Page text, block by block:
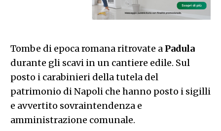
Tombe di epoca romana ritrovate a Padula
durante gli scavi in un cantiere edile. Sul
posto i carabinieri della tutela del
patrimonio di Napoli che hanno posto i sigilli
e avvertito sovraintendenza e
amministrazione comunale.